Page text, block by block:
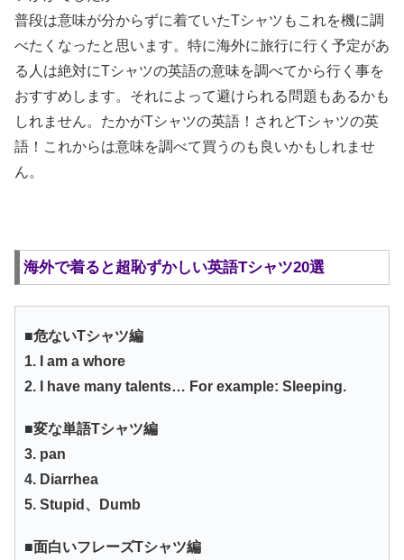
普段は意味が分からずに着ていたTシャツもこれを機に調
べたくなったと思います。特に海外に旅行に行く予定があ
る人は絶対にTシャツの英語の意味を調べてから行く事を
おすすめします。それによって避けられる問題もあるかも
しれません。たかがTシャツの英語！されどTシャツの英
語！これからは意味を調べて買うのも良いかもしれませ
ん。
海外で着ると超恥ずかしい英語Tシャツ20選
■危ないTシャツ編
1. I am a whore
2. I have many talents… For example: Sleeping.
■変な単語Tシャツ編
3. pan
4. Diarrhea
5. Stupid、Dumb
■面白いフレーズTシャツ編